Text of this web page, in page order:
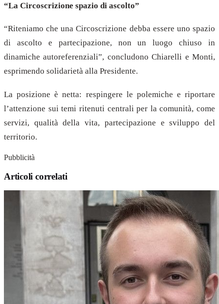
“La Circoscrizione spazio di ascolto”
“Riteniamo che una Circoscrizione debba essere uno spazio
di ascolto e partecipazione, non un luogo chiuso in
dinamiche autoreferenziali”, concludono Chiarelli e Monti,
esprimendo solidarietà alla Presidente.
La posizione è netta: respingere le polemiche e riportare
l’attenzione sui temi ritenuti centrali per la comunità, come
servizi, qualità della vita, partecipazione e sviluppo del
territorio.
Pubblicità
Articoli correlati